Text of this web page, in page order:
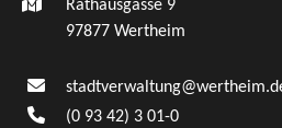
Rathausgasse 9
97877 Wertheim
(0 93 42) 3 01-0